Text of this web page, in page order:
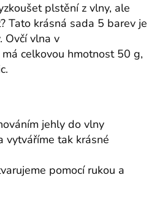
plstění z vlny, ale
Tato krásná sada 5 barev je
Ovčí vlna v
celkovou hmotnost 50 g,
jehly do vlny
vytváříme tak krásné
pomocí rukou a